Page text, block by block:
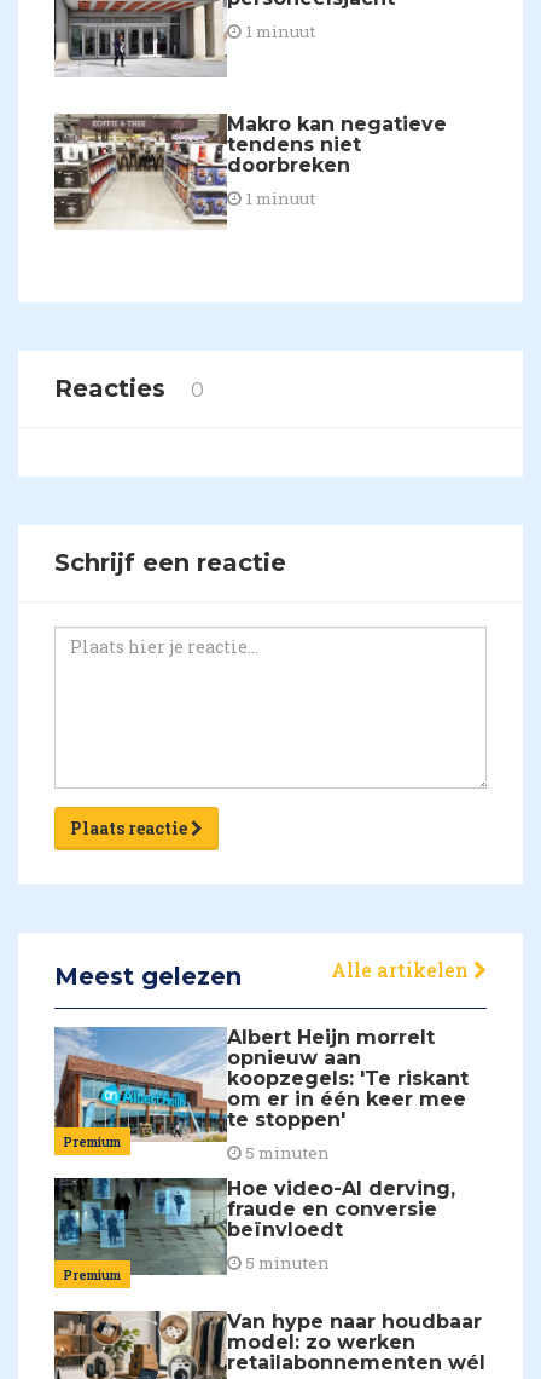
1 minuut
​Makro kan negatieve
tendens niet
doorbreken
1 minuut
Reacties 0
Schrijf een reactie
Plaats reactie
Meest gelezen Alle artikelen
Premium
Albert Heijn morrelt
opnieuw aan
koopzegels: 'Te riskant
om er in één keer mee
te stoppen'
5 minuten
Premium
Hoe video-AI derving,
fraude en conversie
beïnvloedt
5 minuten
Van hype naar houdbaar
model: zo werken
retailabonnementen wél